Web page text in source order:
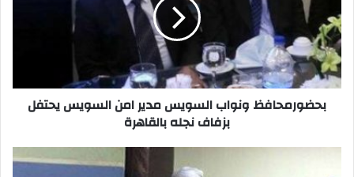
امن
السويس
يحتفل
بزفاف
نجله
بالقاهرة
بحضورمحافظ ونواب السويس مدير امن السويس يحتفل
بزفاف نجله بالقاهرة
سقوط